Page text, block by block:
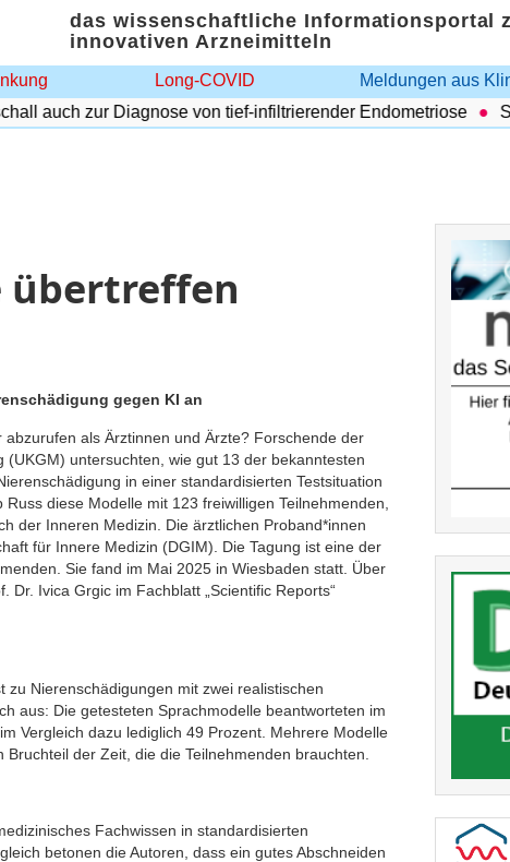
das wissenschaftliche Informationsportal
innovativen Arzneimitteln
Long-COVID Meldungen aus
auch zur Diagnose von tief-infiltrierender Endometriose
übertreffen
gegen KI an
als Ärztinnen und Ärzte? Forschende der
untersuchten, wie gut 13 der bekanntesten
in einer standardisierten Testsituation
diese Modelle mit 123 freiwilligen Teilnehmenden,
der Inneren Medizin. Die ärztlichen Proband*innen
für Innere Medizin (DGIM). Die Tagung ist eine der
Sie fand im Mai 2025 in Wiesbaden statt. Über
Ivica Grgic im Fachblatt „Scientific Reports“
Nierenschädigungen mit zwei realistischen
aus: Die getesteten Sprachmodelle beantworteten im
Vergleich dazu lediglich 49 Prozent. Mehrere Modelle
der Zeit, die die Teilnehmenden brauchten.
Fachwissen in standardisierten
betonen die Autoren, dass ein gutes Abschneiden